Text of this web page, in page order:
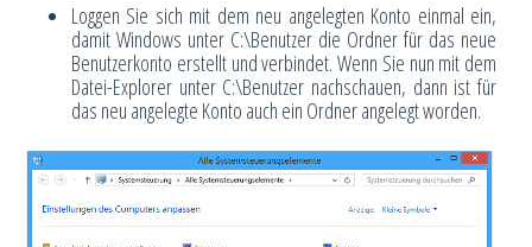
Loggen Sie sich mit dem neu angelegten Konto einmal ein,
damit Windows unter C:\Benutzer die Ordner für das neue
Benutzerkonto erstellt und verbindet. Wenn Sie nun mit dem
Datei-Explorer unter C:\Benutzer nachschauen, dann ist für
das neu angelegte Konto auch ein Ordner angelegt worden.